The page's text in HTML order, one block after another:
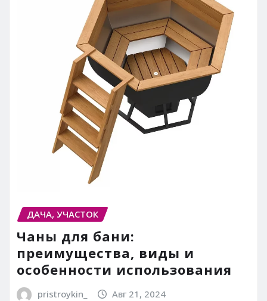
ДАЧА, УЧАСТОК
Чаны для бани:
преимущества, виды и
особенности использования
pristroykin_ Авг 21, 2024